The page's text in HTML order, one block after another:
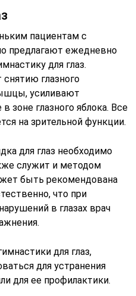
пациентам с
предлагают ежедневно
для глаз.
глазного
усиливают
зоне глазного яблока. Все
на зрительной функции.
для глаз необходимо
служит и методом
быть рекомендована
что при
в глазах врач
для глаз,
для устранения
для ее профилактики.